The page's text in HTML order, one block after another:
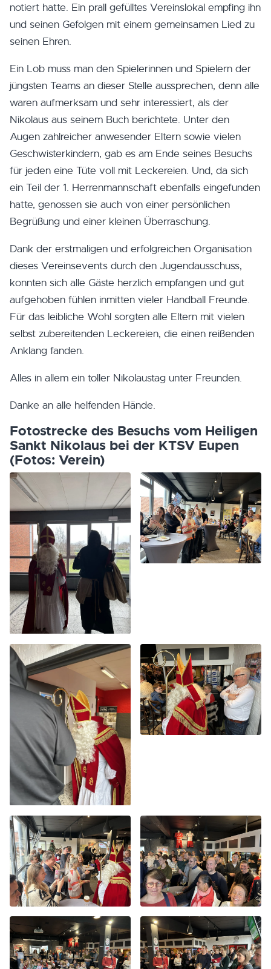
notiert hatte. Ein prall gefülltes Vereinslokal empfing ihn
und seinen Gefolgen mit einem gemeinsamen Lied zu
seinen Ehren.
Ein Lob muss man den Spielerinnen und Spielern der
jüngsten Teams an dieser Stelle aussprechen, denn alle
waren aufmerksam und sehr interessiert, als der
Nikolaus aus seinem Buch berichtete. Unter den
Augen zahlreicher anwesender Eltern sowie vielen
Geschwisterkindern, gab es am Ende seines Besuchs
für jeden eine Tüte voll mit Leckereien. Und, da sich
ein Teil der 1. Herrenmannschaft ebenfalls eingefunden
hatte, genossen sie auch von einer persönlichen
Begrüßung und einer kleinen Überraschung.
Dank der erstmaligen und erfolgreichen Organisation
dieses Vereinsevents durch den Jugendausschuss,
konnten sich alle Gäste herzlich empfangen und gut
aufgehoben fühlen inmitten vieler Handball Freunde.
Für das leibliche Wohl sorgten alle Eltern mit vielen
selbst zubereitenden Leckereien, die einen reißenden
Anklang fanden.
Alles in allem ein toller Nikolaustag unter Freunden.
Danke an alle helfenden Hände.
Fotostrecke des Besuchs vom Heiligen
Sankt Nikolaus bei der KTSV Eupen
(Fotos: Verein)